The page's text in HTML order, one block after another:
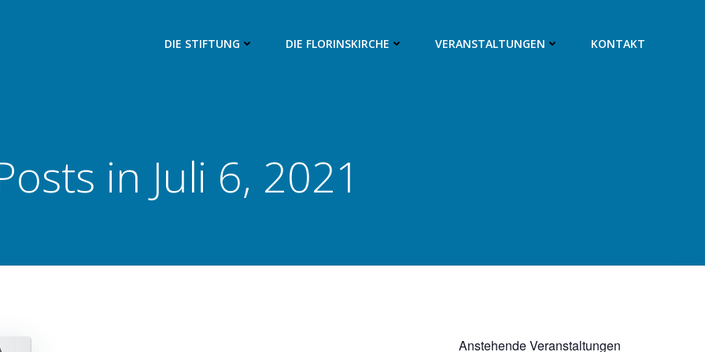
DIE STIFTUNG DIE FLORINSKIRCHE VERANSTALTUNGEN KONTAKT
in Juli 6, 2021
Anstehende Veranstaltungen